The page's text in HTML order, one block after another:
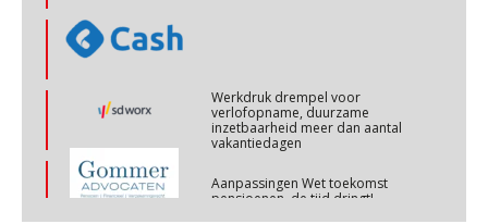
inzetbaarheid meer dan aantal
vakantiedagen
Aanpassingen Wet toekomst
MOCuitgevers
06
NOV
MOCuitgevers